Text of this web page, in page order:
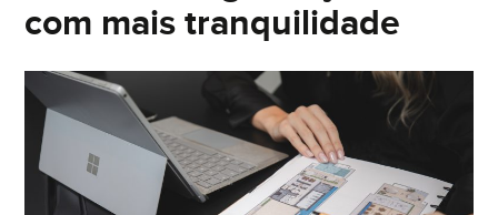
com mais tranquilidade